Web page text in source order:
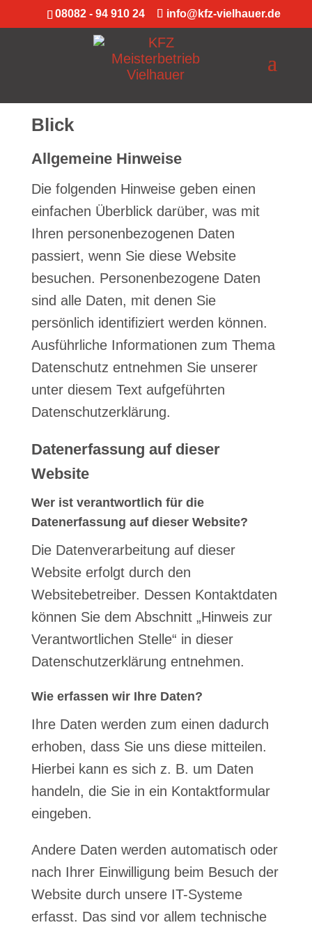
08082 - 94 910 24 info@kfz-vielhauer.de
Datenschutz­erklärung
Blick
Allgemeine Hinweise
Die folgenden Hinweise geben einen
einfachen Überblick darüber, was mit
Ihren personenbezogenen Daten
passiert, wenn Sie diese Website
besuchen. Personenbezogene Daten
sind alle Daten, mit denen Sie
persönlich identifiziert werden können.
Ausführliche Informationen zum Thema
Datenschutz entnehmen Sie unserer
unter diesem Text aufgeführten
Datenschutzerklärung.
Datenerfassung auf dieser
Website
Wer ist verantwortlich für die
Datenerfassung auf dieser Website?
Die Datenverarbeitung auf dieser
Website erfolgt durch den
Websitebetreiber. Dessen Kontaktdaten
können Sie dem Abschnitt „Hinweis zur
Verantwortlichen Stelle“ in dieser
Datenschutzerklärung entnehmen.
Wie erfassen wir Ihre Daten?
Ihre Daten werden zum einen dadurch
erhoben, dass Sie uns diese mitteilen.
Hierbei kann es sich z. B. um Daten
handeln, die Sie in ein Kontaktformular
eingeben.
Andere Daten werden automatisch oder
nach Ihrer Einwilligung beim Besuch der
Website durch unsere IT-Systeme
erfasst. Das sind vor allem technische